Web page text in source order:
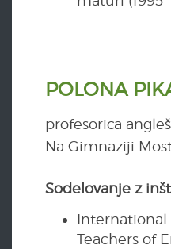
POLONA
profesorica
Na Gimnaziji
Sodelovanje z
International
Teachers of